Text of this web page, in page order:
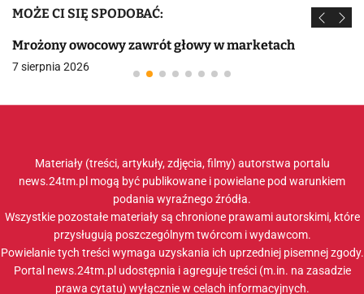
MOŻE CI SIĘ SPODOBAĆ:
Mrożony owocowy zawrót głowy w marketach
7 sierpnia 2026
Materiały (treści, artykuły, zdjęcia, filmy) autorstwa portalu
news.24tm.pl mogą być publikowane i powielane pod warunkiem
podania wyraźnego źródła.
Wszystkie pozostałe materiały są chronione prawami autorskimi, które
przysługują poszczególnym twórcom i wydawcom.
Powielanie tych treści wymaga uzyskania ich uprzedniej pisemnej zgody.
Portal news.24tm.pl udostępnia i agreguje treści (m.in. na zasadzie
prawa cytatu) wyłącznie w celach informacyjnych.